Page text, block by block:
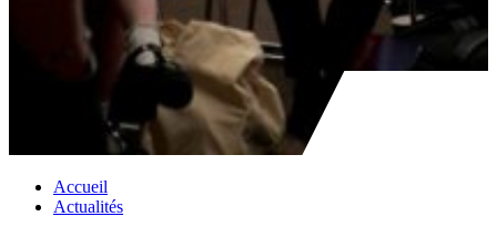
Accueil
Actualités